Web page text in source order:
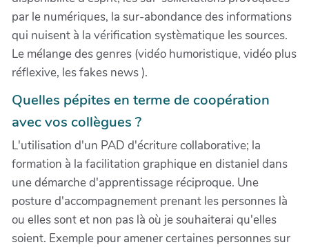
par le numériques, la sur-abondance des informations
qui nuisent à la vérification systèmatique les sources.
Le mélange des genres (vidéo humoristique, vidéo plus
réflexive, les fakes news ).
Quelles pépites en terme de coopération
avec vos collègues ?
L'utilisation d'un PAD d'écriture collaborative; la
formation à la facilitation graphique en distaniel dans
une démarche d'apprentissage réciproque. Une
posture d'accompagnement prenant les personnes là
ou elles sont et non pas là où je souhaiterai qu'elles
soient. Exemple pour amener certaines personnes sur